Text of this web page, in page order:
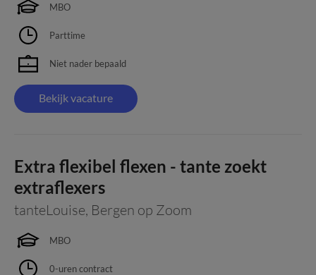
MBO
Parttime
Niet nader bepaald
Bekijk vacature
Extra flexibel flexen - tante zoekt
extraflexers
tanteLouise, Bergen op Zoom
MBO
0-uren contract